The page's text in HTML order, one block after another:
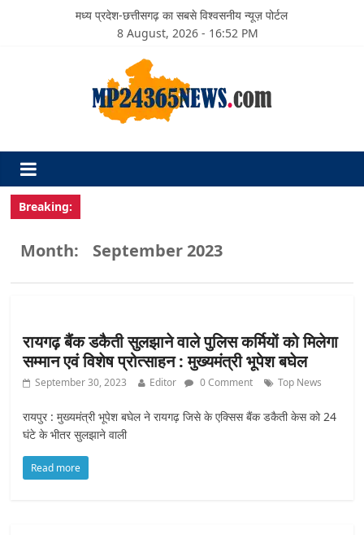
मध्य प्रदेश-छत्तीसगढ़ का सबसे विश्वसनीय न्यूज़ पोर्टल
8 August, 2026 - 16:52 PM
Breaking:
Month: September 2023
रायगढ़ बैंक डकैती सुलझाने वाले पुलिस कर्मियों को मिलेगा
सम्मान एवं विशेष प्रोत्साहन : मुख्यमंत्री भूपेश बघेल
September 30, 2023 Editor 0 Comment Top News
रायपुर : मुख्यमंत्री भूपेश बघेल ने रायगढ़ जिसे के एक्सिस बैंक डकैती केस को 24
घंटे के भीतर सुलझाने वाली
Read more